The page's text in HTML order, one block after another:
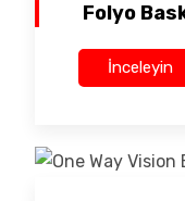
Folyo
İnceleyin